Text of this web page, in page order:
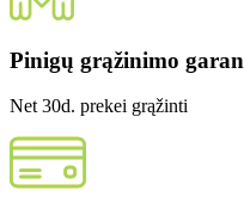
Pinigų grąžinimo
Net 30d. prekei grąžinti